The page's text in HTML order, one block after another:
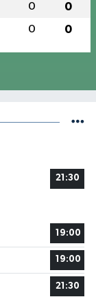
0 0
0 0
21:30
19:00
19:00
21:30